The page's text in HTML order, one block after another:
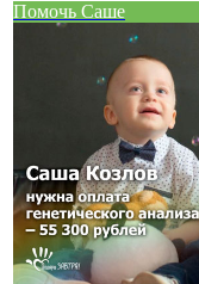
Помочь Саше